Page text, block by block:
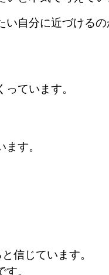
い自分に近づける
ています。
す。
信じています。
。